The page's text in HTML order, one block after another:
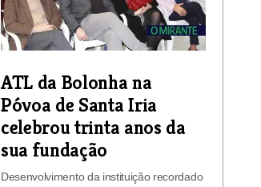
ATL da Bolonha na
Póvoa de Santa Iria
celebrou trinta anos da
sua fundação
Desenvolvimento da instituição recordado